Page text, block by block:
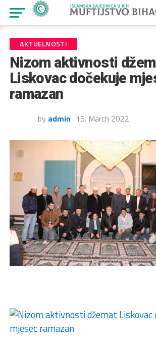
AKTUELNOSTI
Nizom aktivnosti
Liskovac dočekuje
ramazan
by admin 15. March 2022